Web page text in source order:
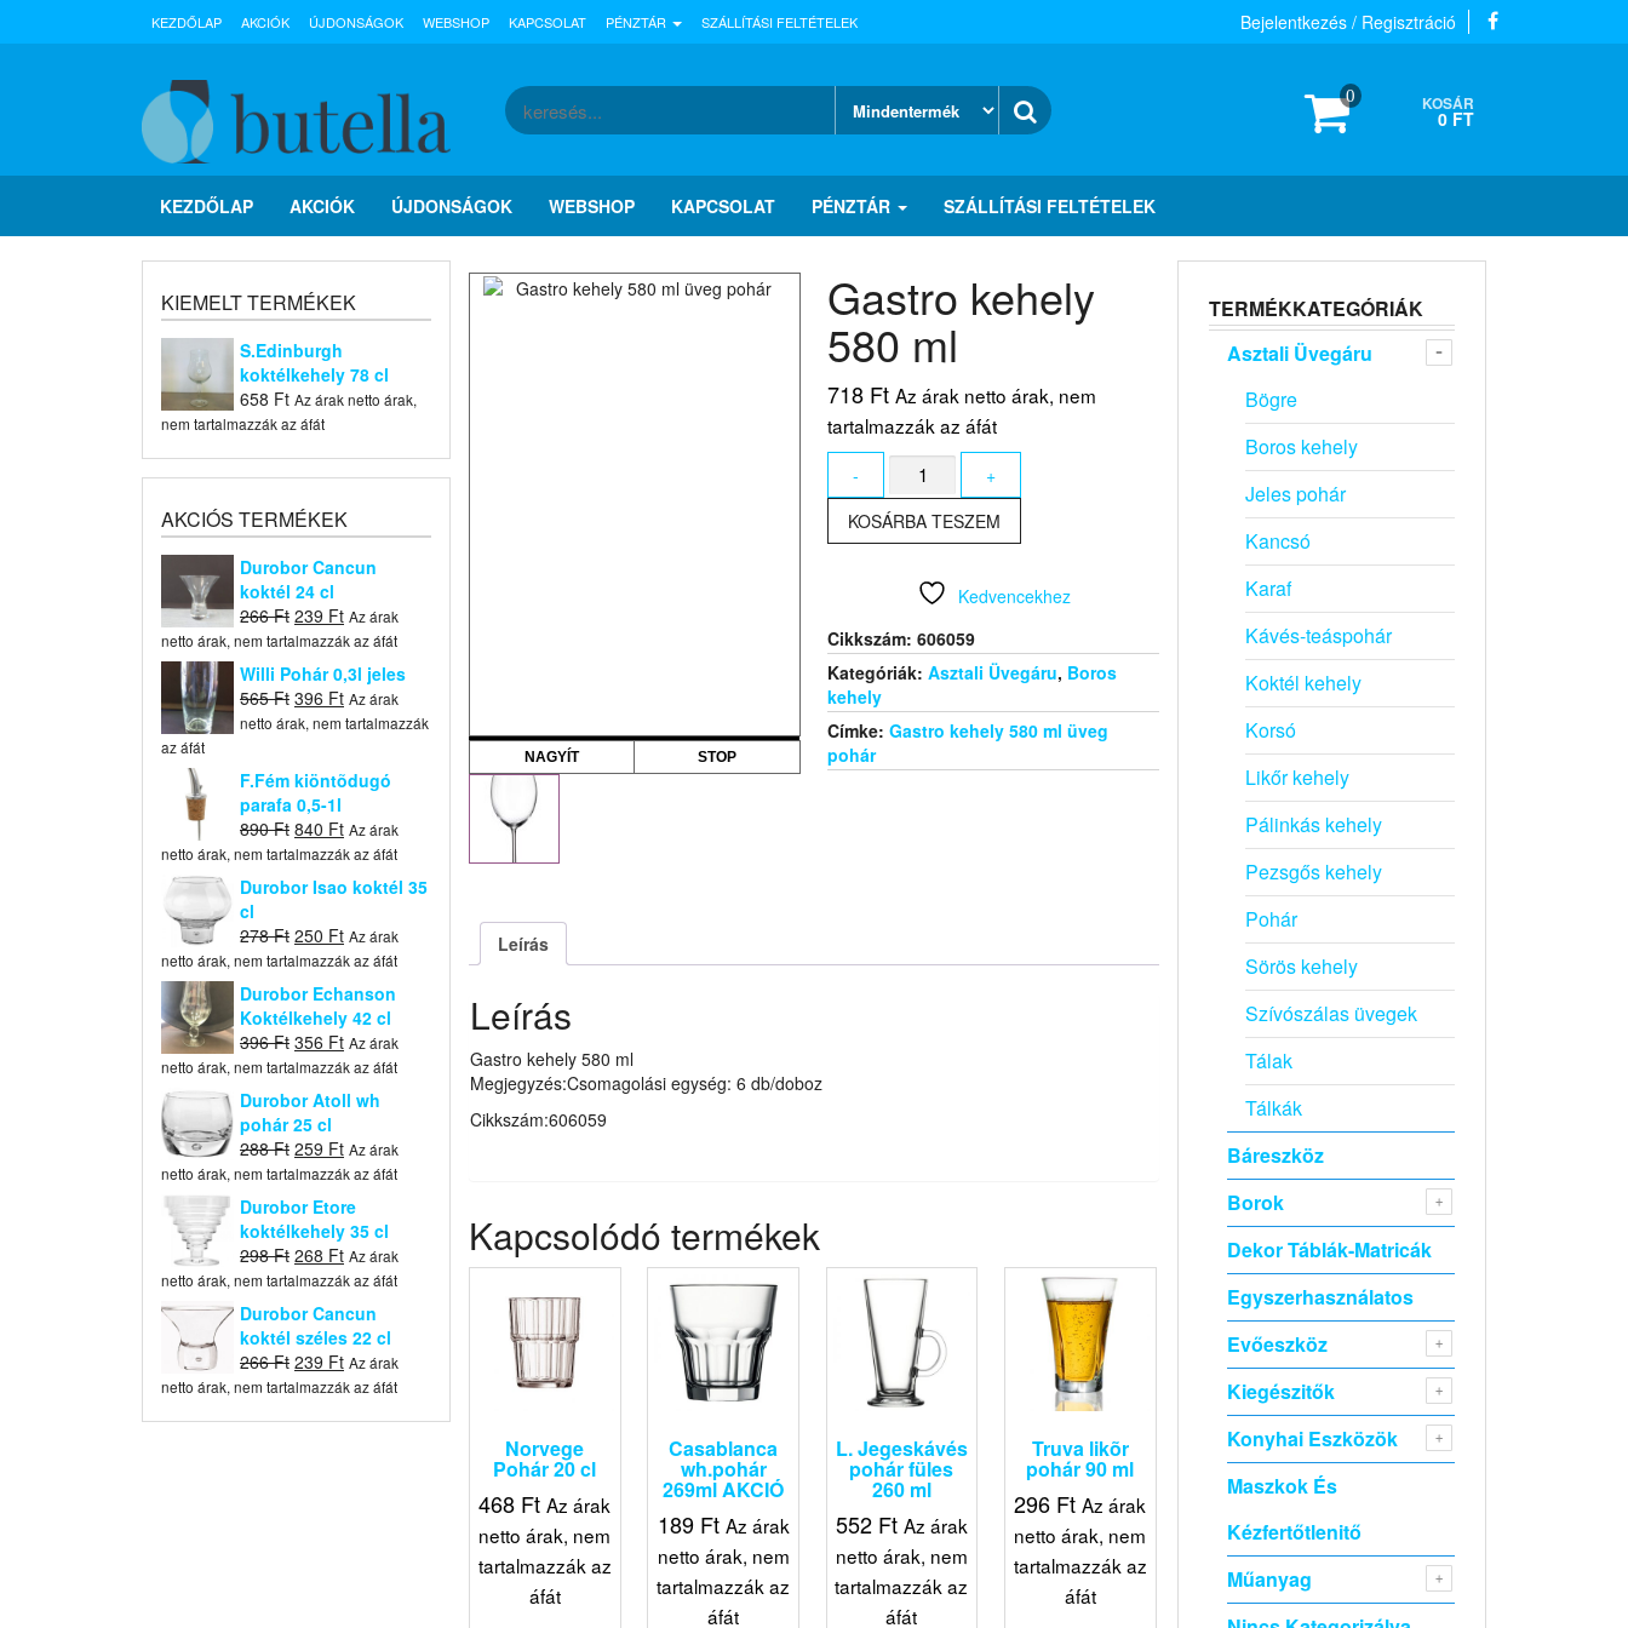
Bejelentkezés / Regisztráció
KEZDŐLAP AKCIÓK ÚJDONSÁGOK WEBSHOP KAPCSOLAT PÉNZTÁR SZÁLLÍTÁSI FELTÉTELEK
0 KOSÁR
0 FT
KEZDŐLAP AKCIÓK ÚJDONSÁGOK WEBSHOP KAPCSOLAT PÉNZTÁR SZÁLLÍTÁSI FELTÉTELEK
KIEMELT TERMÉKEK
S.Edinburgh
koktélkehely 78 cl
658 Ft Az árak netto árak,
nem tartalmazzák az áfát
AKCIÓS TERMÉKEK
Durobor Cancun
koktél 24 cl
266Ft Original
price
was:
266 Ft.
239 FtCurrent
price
is:
239 Ft.
Az árak
netto árak, nem tartalmazzák az áfát
Willi Pohár 0,3l jeles
565Ft Original
price
565 Ft.
396 FtCurrent
price
396 Ft.
Az árak
netto árak, nem tartalmazzák
az áfát
F.Fém kiöntõdugó
parafa 0,5-1l
890Ft Original
price
was:
890 Ft.
840 FtCurrent
price
is:
840 Ft.
Az árak
netto árak, nem tartalmazzák az áfát
Durobor Isao koktél 35
cl
278Ft Original
price
was:
278 Ft.
250 FtCurrent
price
250 Ft.
Az árak
netto árak, nem tartalmazzák az áfát
Durobor Echanson
Koktélkehely 42 cl
396Ft Original
price
was:
396 Ft.
356 FtCurrent
price
is:
356 Ft.
Az árak
netto árak, nem tartalmazzák az áfát
Durobor Atoll wh
pohár 25 cl
288Ft Original
price
was:
288 Ft.
259 FtCurrent
price
259 Ft.
Az árak
netto árak, nem tartalmazzák az áfát
Durobor Etore
koktélkehely 35 cl
298Ft Original
price
was:
298 Ft.
268 FtCurrent
price
268 Ft.
Az árak
netto árak, nem tartalmazzák az áfát
Durobor Cancun
koktél széles 22 cl
266Ft Original
price
239 FtCurrent
price
Az árak
netto árak, nem tartalmazzák az áfát
NAGYÍT STOP
Gastro kehely
580 ml
718 Ft Az árak netto árak, nem
tartalmazzák az áfát
-
Gastro
kehely
580
ml
+
KOSÁRBA TESZEM
Kedvencekhez
Cikkszám:606059
Kategóriák:Asztali Üvegáru, Boros
kehely
Címke:Gastro kehely 580 ml üveg
pohár
Leírás
Leírás
Gastro kehely 580 ml
Megjegyzés:Csomagolási egység: 6 db/doboz
Cikkszám:606059
Kapcsolódó termékek
Norvege
Pohár 20 cl
468 Ft Az árak
netto árak, nem
tartalmazzák az
áfát
Casablanca
wh.pohár
269ml AKCIÓ
189 Ft Az árak
netto árak, nem
tartalmazzák az
áfát
L. Jegeskávés
pohár füles
260 ml
552 Ft Az árak
netto árak, nem
tartalmazzák az
áfát
Truva likõr
pohár 90 ml
296 Ft Az árak
netto árak, nem
tartalmazzák az
áfát
TERMÉKKATEGÓRIÁK
Asztali Üvegáru
Bögre
Boros kehely
Jeles pohár
Kancsó
Karaf
Kávés-teáspohár
Koktél kehely
Korsó
Likőr kehely
Pálinkás kehely
Pezsgős kehely
Pohár
Sörös kehely
Szívószálas üvegek
Tálak
Tálkák
Báreszköz
Borok
Dekor Táblák-Matricák
Egyszerhasználatos
Evőeszköz
Kiegészitők
Konyhai Eszközök
Maszkok És
Kézfertőtlenitő
Műanyag